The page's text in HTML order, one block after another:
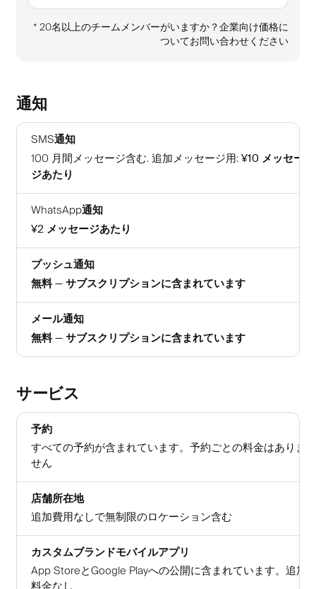
*20名以上のチームメンバーがいますか？企業向け価格に
ついてお問い合わせください
通知
SMS通知
100 月間メッセージ含む. 追加メッセージ用: ¥10 メッセー
ジあたり
WhatsApp通知
¥2 メッセージあたり
プッシュ通知
無料 — サブスクリプションに含まれています
メール通知
無料 — サブスクリプションに含まれています
サービス
予約
すべての予約が含まれています。予約ごとの料金はありま
せん
店舗所在地
追加費用なしで無制限のロケーション含む
カスタムブランドモバイルアプリ
App StoreとGoogle Playへの公開に含まれています。追加